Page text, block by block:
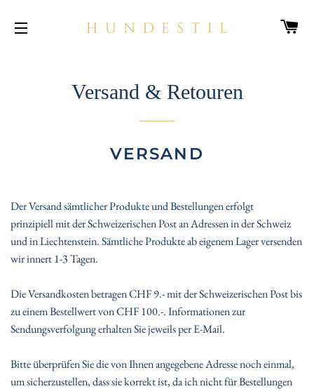
Versand & Retouren
VERSAND
Der Versand sämtlicher Produkte und Bestellungen erfolgt
prinzipiellmit der Schweizerischen Postan Adressen in der Schweiz
und in Liechtenstein. Sämtliche Produkte ab eigenem Lager versenden
wir innert 1-3 Tagen.
Die Versandkosten betragen CHF 9.- mit der Schweizerischen Post bis
zu einem Bestellwert von CHF 100.-. Informationen zur
Sendungsverfolgung erhalten Sie jeweils per E-Mail.
Bitte überprüfen Sie die von Ihnen angegebene Adresse noch einmal,
um sicherzustellen, dass sie korrekt ist, da ich nicht für Bestellungen